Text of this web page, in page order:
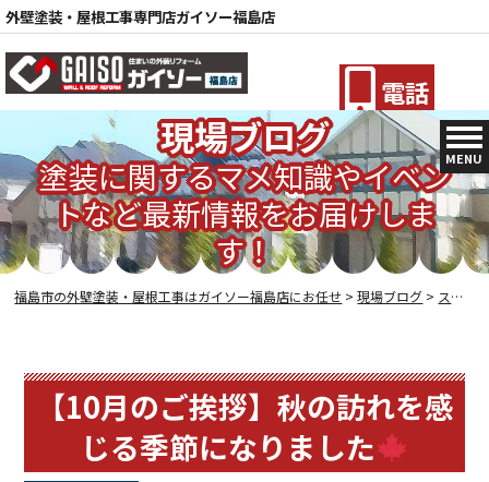
外壁塗装・屋根工事専門店ガイソー福島店
電話
MENU
現場ブログ
塗装に関するマメ知識やイベン
トなど最新情報をお届けしま
す！
福島市の外壁塗装・屋根工事はガイソー福島店にお任せ >現場ブログ > スタッフブログ
【10月のご挨拶】秋の訪れを感
じる季節になりました